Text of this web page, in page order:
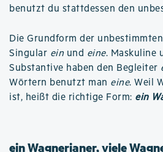
benutzt du stattdessen den
Die Grundform der
Singular ein und eine. Maskuline
Substantive haben den Begleiter
Wörtern benutzt man eine. Weil
ist, heißt die richtige Form: ein
ein Wagnerianer, viele